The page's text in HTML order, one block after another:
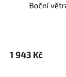
Boční
1 943 Kč